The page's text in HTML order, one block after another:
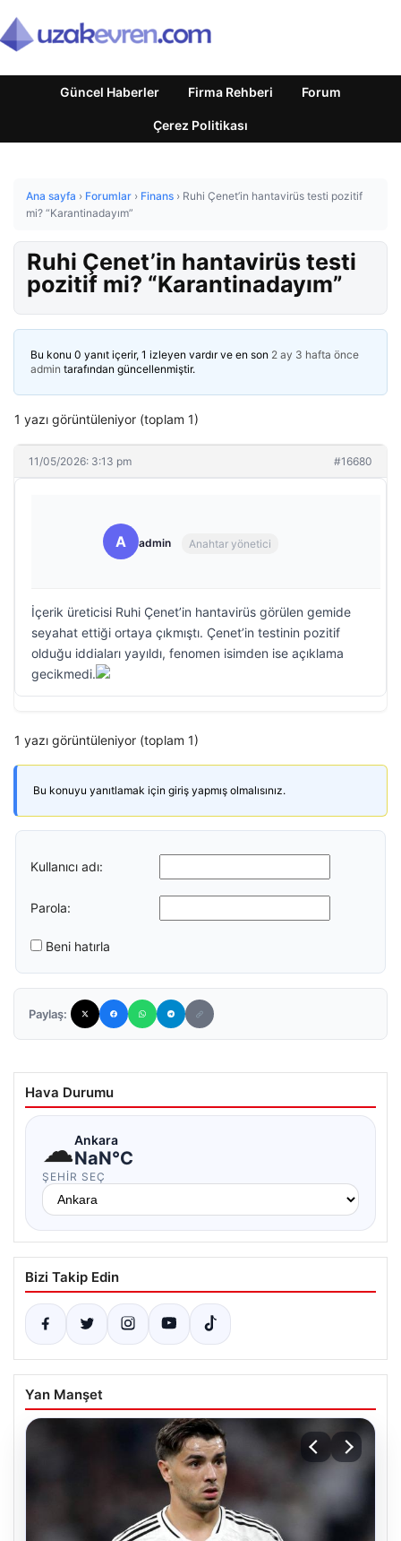
Güncel Haberler Firma Rehberi Forum
Çerez Politikası
Ana sayfa › Forumlar › Finans › Ruhi Çenet’in hantavirüs testi pozitif
mi? “Karantinadayım”
Ruhi Çenet’in hantavirüs testi
pozitif mi? “Karantinadayım”
Bu konu 0 yanıt içerir, 1 izleyen vardır ve en son 2 ay 3 hafta önce
admin tarafından güncellenmiştir.
1 yazı görüntüleniyor (toplam 1)
11/05/2026: 3:13 pm #16680
A admin Anahtar yönetici
İçerik üreticisi Ruhi Çenet’in hantavirüs görülen gemide
seyahat ettiği ortaya çıkmıştı. Çenet’in testinin pozitif
olduğu iddiaları yayıldı, fenomen isimden ise açıklama
gecikmedi.
1 yazı görüntüleniyor (toplam 1)
Bu konuyu yanıtlamak için giriş yapmış olmalısınız.
Kullanıcı adı:
Parola:
Beni hatırla
Paylaş:
Hava Durumu
☁Ankara
NaN°C
ŞEHIR SEÇ
Bizi Takip Edin
Yan Manşet